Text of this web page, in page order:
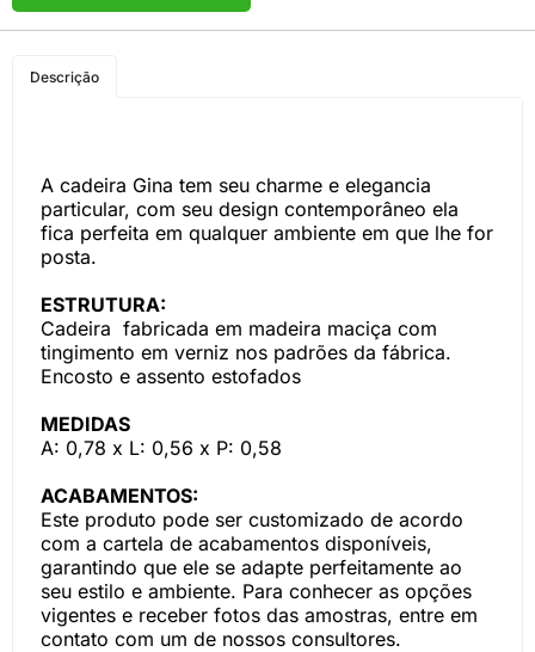
Descrição
A cadeira Gina tem seu charme e elegancia
particular, com seu design contemporâneo ela
fica perfeita em qualquer ambiente em que lhe for
posta.
ESTRUTURA:
Cadeira fabricada em madeira maciça com
tingimento em verniz nos padrões da fábrica.
Encosto e assento estofados
MEDIDAS
A: 0,78 x L: 0,56 x P: 0,58
ACABAMENTOS:
Este produto pode ser customizado de acordo
com a cartela de acabamentos disponíveis,
garantindo que ele se adapte perfeitamente ao
seu estilo e ambiente. Para conhecer as opções
vigentes e receber fotos das amostras, entre em
contato com um de nossos consultores.